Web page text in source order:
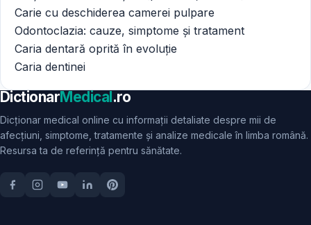
Carie cu deschiderea camerei pulpare
Odontoclazia: cauze, simptome și tratament
Caria dentară oprită în evoluție
Caria dentinei
DictionarMedical.ro
Dicționar medical online cu informații detaliate despre mii de
afecțiuni, simptome, tratamente și analize medicale în limba română.
Resursa ta de referință pentru sănătate.